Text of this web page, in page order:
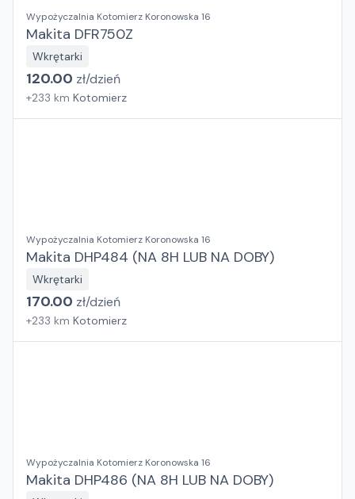
Wypożyczalnia Kotomierz Koronowska 16
Makita DFR750Z
Wkrętarki
120.00 zł/dzień
+233 km Kotomierz
Wypożyczalnia Kotomierz Koronowska 16
Makita DHP484 (NA 8H LUB NA DOBY)
Wkrętarki
170.00 zł/dzień
+233 km Kotomierz
Wypożyczalnia Kotomierz Koronowska 16
Makita DHP486 (NA 8H LUB NA DOBY)